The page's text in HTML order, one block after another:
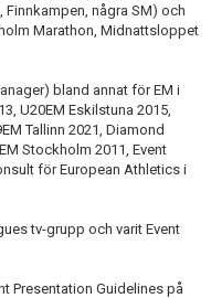
några SM) och
Marathon, Midnattsloppet
bland annat för EM i
U20EM Eskilstuna 2015,
Tallinn 2021, Diamond
Stockholm 2011, Event
för European Athletics i
tv-grupp och varit Event
Presentation Guidelines på